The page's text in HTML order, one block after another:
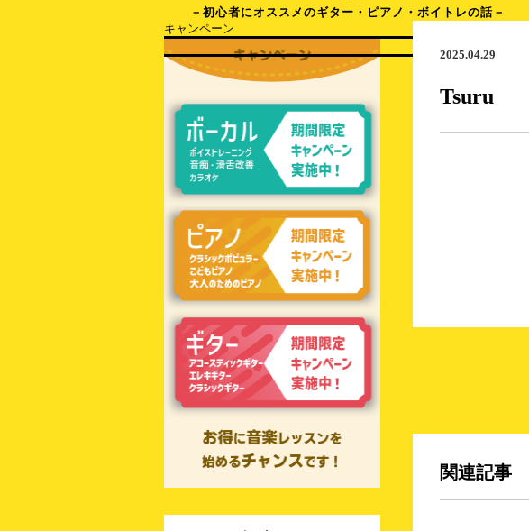
－初心者にオススメのギター・ピアノ・ボイトレの話－
キャンペーン
2025.04.29
Tsuru
関連記事